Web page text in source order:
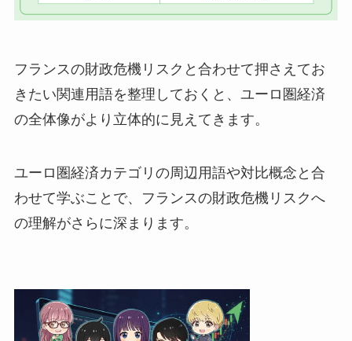
フランスの財政危機リスクと合わせて押さえてお
きたい関連用語を整理しておくと、ユーロ圏経済
の全体像がより立体的に見えてきます。
ユーロ圏経済カテゴリの周辺用語や対比概念と合
わせて学ぶことで、フランスの財政危機リスクへ
の理解がさらに深まります。